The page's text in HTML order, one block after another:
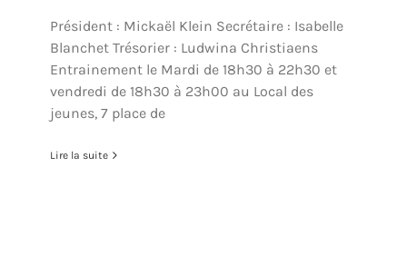
Président : Mickaël Klein Secrétaire : Isabelle
Blanchet Trésorier : Ludwina Christiaens
Entrainement le Mardi de 18h30 à 22h30 et
vendredi de 18h30 à 23h00 au Local des
jeunes, 7 place de
Lire la suite